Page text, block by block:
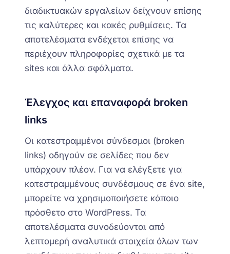
διαδικτυακών εργαλείων δείχνουν επίσης
τις καλύτερες και κακές ρυθμίσεις. Τα
αποτελέσματα ενδέχεται επίσης να
περιέχουν πληροφορίες σχετικά με τα
sites και άλλα σφάλματα.
Έλεγχος και επαναφορά broken
links
Οι κατεστραμμένοι σύνδεσμοι (broken
links) οδηγούν σε σελίδες που δεν
υπάρχουν πλέον. Για να ελέγξετε για
κατεστραμμένους συνδέσμους σε ένα site,
μπορείτε να χρησιμοποιήσετε κάποιο
πρόσθετο στο WordPress. Τα
αποτελέσματα συνοδεύονται από
λεπτομερή αναλυτικά στοιχεία όλων των